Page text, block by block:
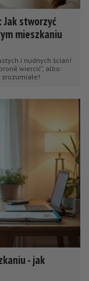
stworzyć
mieszkaniu
i nudnych ścian!
wiercić", albo:
- jak